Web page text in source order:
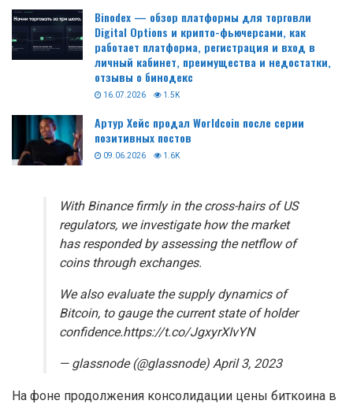
Binodex — обзор платформы для торговли
Digital Options и крипто-фьючерсами, как
работает платформа, регистрация и вход в
личный кабинет, преимущества и недостатки,
отзывы о бинодекс
16.07.2026 1.5K
Артур Хейс продал Worldcoin после серии
позитивных постов
09.06.2026 1.6K
With Binance firmly in the cross-hairs of US
regulators, we investigate how the market
has responded by assessing the netflow of
coins through exchanges.
We also evaluate the supply dynamics of
Bitcoin, to gauge the current state of holder
confidence.https://t.co/JgxyrXIvYN
— glassnode (@glassnode) April 3, 2023
На фоне продолжения консолидации цены биткоина в